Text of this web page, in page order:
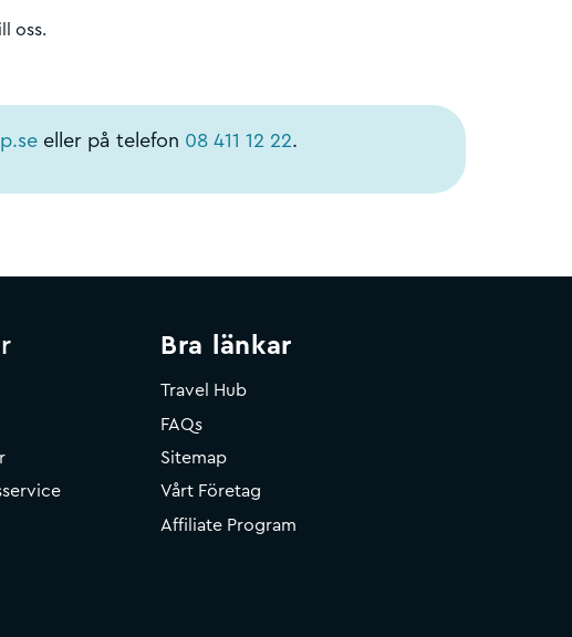
oss.
eller på telefon 08 411 12 22.
Bra länkar
Travel Hub
FAQs
Sitemap
Vårt Företag
Affiliate Program